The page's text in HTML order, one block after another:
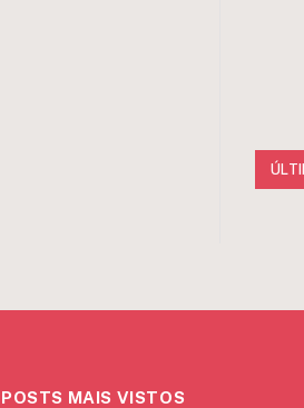
POSTS MAIS VISTOS